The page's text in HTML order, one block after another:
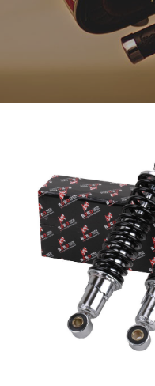
Originele
Originele
Originele
Originele
Originele
Originele